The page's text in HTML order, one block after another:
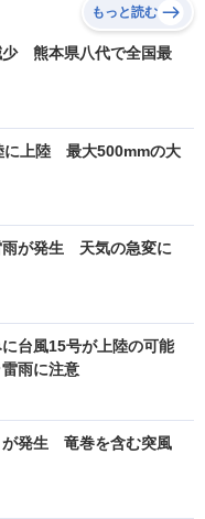
もっと読む
少 熊本県八代で全国最
に上陸 最大500mmの大
雨が発生 天気の急変に
台風15号が上陸の可能
雨に注意
が発生 竜巻を含む突風